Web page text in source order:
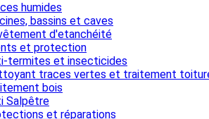
humides
bassins et caves
d'etanchéité
et protection
termites et insecticides
traces vertes et traitement
bois
Salpêtre
et réparations